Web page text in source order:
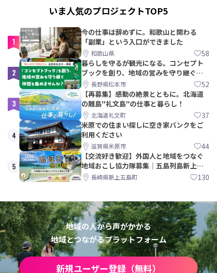
いま人気のプロジェクトTOP5
1
今の仕事は辞めずに。和歌山と関わる
「副業」という入口ができました
和歌山県 58
2
暮らしを守るが観光になる。コンセプト
ブックを創り、地域の営みを守り継ぐ仲
間を集めませんか？
長野県松本市 52
3
【再募集】感動の絶景とともに。北海道
の離島"礼文島"の仕事と暮らし！
北海道礼文町 37
4
米原での住まい探しに空き家バンクをご
利用ください
滋賀県米原市 44
5
【交流好き歓迎】外国人と地域をつなぐ
地域おこし協力隊募集｜五島列島新上五
島町長崎県新上五島町 130
地域の人から声がかかる
地域とつながるプラットフォーム
新規ユーザー登録（無料）